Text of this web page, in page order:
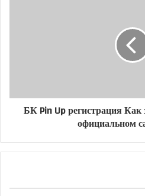
БК Pin Up регистрация Как
официальном